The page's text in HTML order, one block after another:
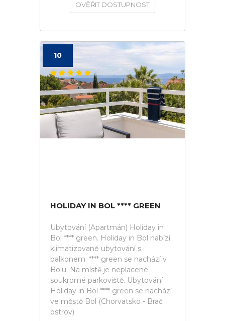
OVĚŘIT DOSTUPNOST
10
HOLIDAY IN BOL **** GREEN
Ubytování (Apartmán) Holiday in
Bol **** green. Holiday in Bol nabízí
klimatizované ubytování s
balkonem. **** green se nachází v
Bolu. Na místě je neplacené
soukromé parkoviště. Ubytování
Holiday in Bol **** green se nachází
ve městě Bol (Chorvatsko - Brač
ostrov).